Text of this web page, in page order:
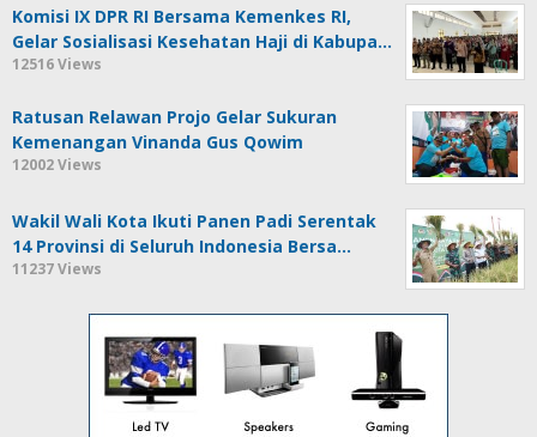
Komisi IX DPR RI Bersama Kemenkes RI,
Gelar Sosialisasi Kesehatan Haji di Kabupa…
12516 Views
Ratusan Relawan Projo Gelar Sukuran
Kemenangan Vinanda Gus Qowim
12002 Views
Wakil Wali Kota Ikuti Panen Padi Serentak
14 Provinsi di Seluruh Indonesia Bersa…
11237 Views